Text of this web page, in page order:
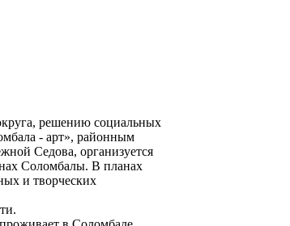
решению социальных
- арт», районным
Седова, организуется
Соломбалы. В планах
и творческих